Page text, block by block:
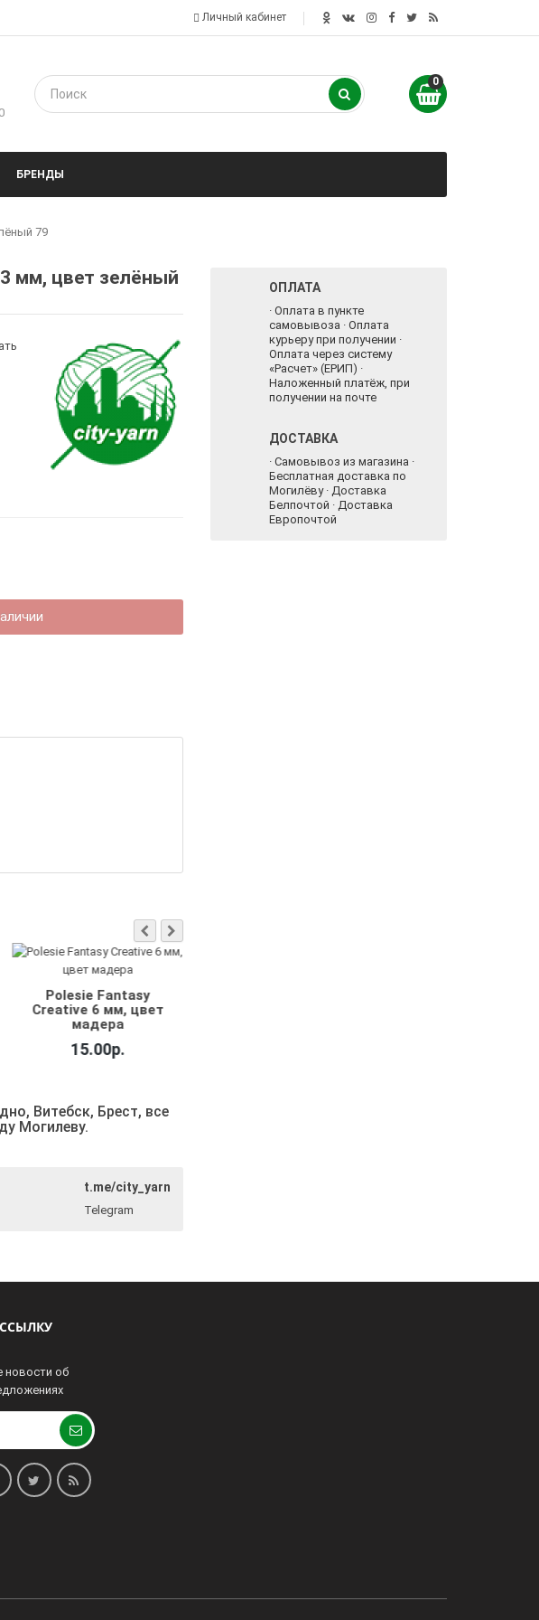
Личный кабинет
0
БРЕНДЫ
79
мм, цвет зелёный
Polesie Fantasy
Creative 6 мм, цвет
мадера
15.00р.
Витебск, Брест, все
Могилеву.
t.me/city_yarn
Telegram
ОПЛАТА
· Оплата в пункте
самовывоза · Оплата
курьеру при получении ·
Оплата через систему
«Расчет» (ЕРИП) ·
Наложенный платёж, при
получении на почте
ДОСТАВКА
· Самовывоз из магазина ·
Бесплатная доставка по
Могилёву · Доставка
Белпочтой · Доставка
Европочтой
новости об